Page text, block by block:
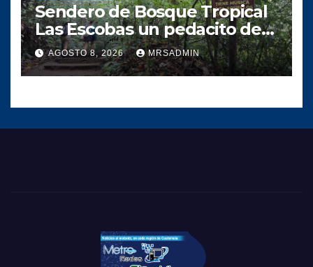
Sendero de Bosque Tropical
Las Escobas un pedacito de
tesoro Guatemalteco
AGOSTO 8, 2026 MRSADMIN